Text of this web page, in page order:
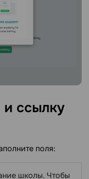
и ссылку
поля:
школы. Чтобы